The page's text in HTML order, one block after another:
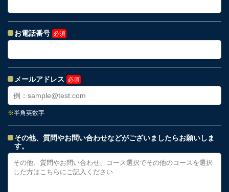
お電話番号 必須
メールアドレス 必須
※半角英数字
その他、質問やお問い合わせなどがございましたらお願いしま
す。